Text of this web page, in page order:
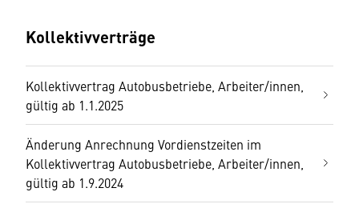
Kollektivverträge
Kollektivvertrag Autobusbetriebe, Arbeiter/innen,
gültig ab 1.1.2025
Änderung Anrechnung Vordienstzeiten im
Kollektivvertrag Autobusbetriebe, Arbeiter/innen,
gültig ab 1.9.2024